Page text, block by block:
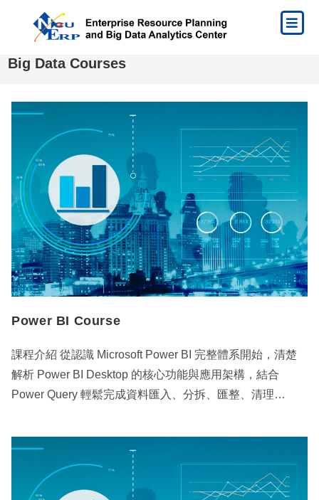
Big Data Courses
Power BI Course
課程介紹 從認識 Microsoft Power BI 完整體系開始，清楚
解析 Power BI Desktop 的核心功能與應用架構，結合
Power Query 輕鬆完成資料匯入、分拆、匯整、清理…